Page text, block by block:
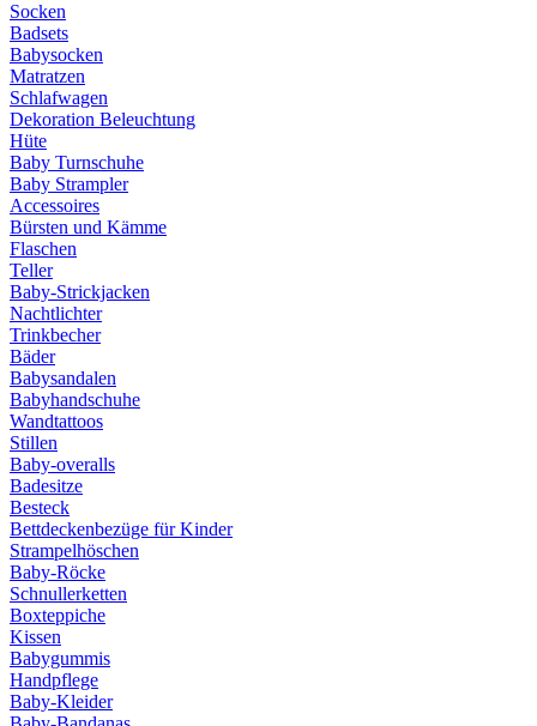
Socken
Badsets
Babysocken
Matratzen
Schlafwagen
Dekoration Beleuchtung
Hüte
Baby Turnschuhe
Baby Strampler
Accessoires
Bürsten und Kämme
Flaschen
Teller
Baby-Strickjacken
Nachtlichter
Trinkbecher
Bäder
Babysandalen
Babyhandschuhe
Wandtattoos
Stillen
Baby-overalls
Badesitze
Besteck
Bettdeckenbezüge für Kinder
Strampelhöschen
Baby-Röcke
Schnullerketten
Boxteppiche
Kissen
Babygummis
Handpflege
Baby-Kleider